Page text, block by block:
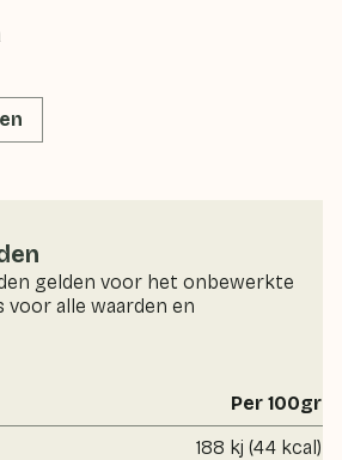
gelden voor het onbewerkte
voor alle waarden en
Per 100gr
188 kj (44 kcal)